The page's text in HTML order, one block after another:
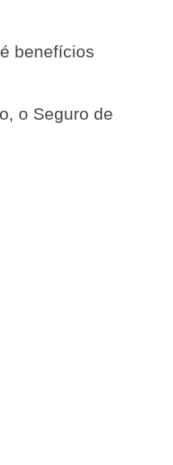
benefícios
o Seguro de